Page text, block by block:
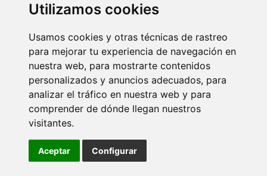
Utilizamos cookies
Usamos cookies y otras técnicas de rastreo
para mejorar tu experiencia de navegación en
nuestra web, para mostrarte contenidos
personalizados y anuncios adecuados, para
analizar el tráfico en nuestra web y para
comprender de dónde llegan nuestros
visitantes.
Aceptar Configurar
CONNECOR REVISTAS TIENDA